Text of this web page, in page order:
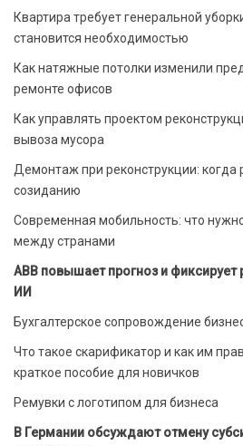
Квартира требует генеральной
становится необходимостью
Как натяжные потолки изменили
ремонте офисов
Как управлять проектом
вывоза мусора
Демонтаж при реконструкции: когда
созиданию
Современная мобильность: что
между странами
ABB повышает прогноз и
ИИ
Бухгалтерское сопровождение
Что такое скарификатор и как им
краткое пособие для новичков
Ремувки с логотипом для бизнеса
В Германии обсуждают отмену